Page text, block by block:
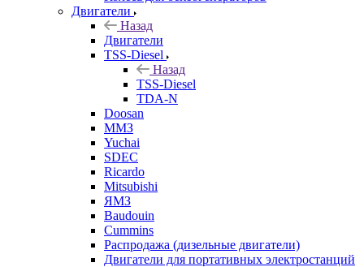
Двигатели
Назад
Двигатели
TSS-Diesel
Назад
TSS-Diesel
TDA-N
Doosan
ММЗ
Yuchai
SDEC
Ricardo
Mitsubishi
ЯМЗ
Baudouin
Cummins
Распродажа (дизельные двигатели)
Двигатели для портативных электростанций